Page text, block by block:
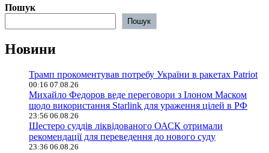
Пошук
Пошук
Новини
Трамп прокоментував потребу України в ракетах Patriot
00:16 07.08.26
Михайло Федоров веде переговори з Ілоном Маском
щодо використання Starlink для ураження цілей в РФ
23:56 06.08.26
Шестеро суддів ліквідованого ОАСК отримали
рекомендації для переведення до нового суду
23:36 06.08.26